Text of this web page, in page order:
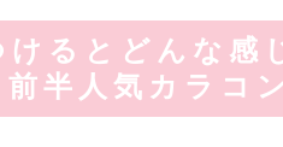
けるとどんな感
半人気カラコ